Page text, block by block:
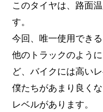
このタイヤは、路面
す。
今回、唯一使用できる
他のトラックのよう
ど、バイクには高い
僕たちがあまり良く
レベルがあります。